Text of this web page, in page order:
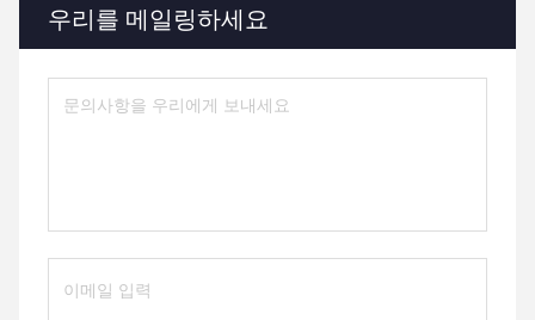
우리를 메일링하세요